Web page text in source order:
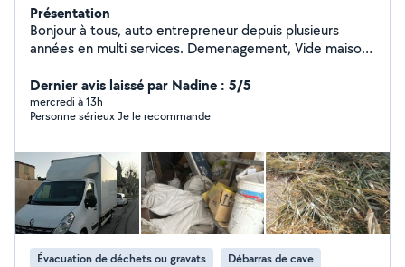
Présentation
Bonjour à tous, auto entrepreneur depuis plusieurs
années en multi services. Demenagement, Vide maison
Intervention dans la région PACA et toute la France.
Vous pouvez me contacter directement sur mon profil,
je serais ravi de vous faciliter ces tâches. Manutention
Dernier avis laissé par Nadine : 5/5
mercredi à 13h
Personne sérieux Je le recommande
Évacuation de déchets ou gravats Débarras de cave